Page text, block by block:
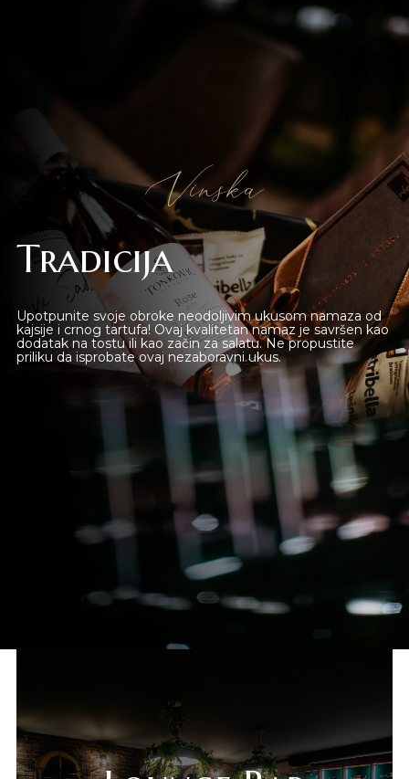
Novi Sad
Online shop
Gift Shop
Vinska
Tradicija
Upotpunite svoje obroke neodoljivim ukusom namaza od
kajsije i crnog tartufa! Ovaj kvalitetan namaz je savršen kao
dodatak na tostu ili kao začin za salatu. Ne propustite
priliku da isprobate ovaj nezaboravni ukus.